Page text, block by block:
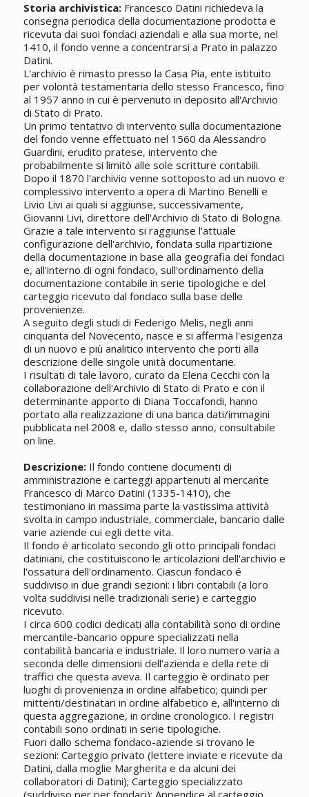
Storia archivistica:Francesco Datini richiedeva la
consegna periodica della documentazione prodotta e
ricevuta dai suoi fondaci aziendali e alla sua morte, nel
1410, il fondo venne a concentrarsi a Prato in palazzo
Datini.
L'archivio è rimasto presso la Casa Pia, ente istituito
per volontà testamentaria dello stesso Francesco, fino
al 1957 anno in cui è pervenuto in deposito all'Archivio
di Stato di Prato.
Un primo tentativo di intervento sulla documentazione
del fondo venne effettuato nel 1560 da Alessandro
Guardini, erudito pratese, intervento che
probabilmente si limitò alle sole scritture contabili.
Dopo il 1870 l'archivio venne sottoposto ad un nuovo e
complessivo intervento a opera di Martino Benelli e
Livio Livi ai quali si aggiunse, successivamente,
Giovanni Livi, direttore dell'Archivio di Stato di Bologna.
Grazie a tale intervento si raggiunse l'attuale
configurazione dell'archivio, fondata sulla ripartizione
della documentazione in base alla geografia dei fondaci
e, all'interno di ogni fondaco, sull'ordinamento della
documentazione contabile in serie tipologiche e del
carteggio ricevuto dal fondaco sulla base delle
provenienze.
A seguito degli studi di Federigo Melis, negli anni
cinquanta del Novecento, nasce e si afferma l'esigenza
di un nuovo e più analitico intervento che porti alla
descrizione delle singole unità documentarie.
I risultati di tale lavoro, curato da Elena Cecchi con la
collaborazione dell'Archivio di Stato di Prato e con il
determinante apporto di Diana Toccafondi, hanno
portato alla realizzazione di una banca dati/immagini
pubblicata nel 2008 e, dallo stesso anno, consultabile
on line.
Descrizione:Il fondo contiene documenti di
amministrazione e carteggi appartenuti al mercante
Francesco di Marco Datini (1335-1410), che
testimoniano in massima parte la vastissima attività
svolta in campo industriale, commerciale, bancario dalle
varie aziende cui egli dette vita.
Il fondo é articolato secondo gli otto principali fondaci
datiniani, che costituiscono le articolazioni dell'archivio e
l'ossatura dell'ordinamento. Ciascun fondaco é
suddiviso in due grandi sezioni: i libri contabili (a loro
volta suddivisi nelle tradizionali serie) e carteggio
ricevuto.
I circa 600 codici dedicati alla contabilità sono di ordine
mercantile-bancario oppure specializzati nella
contabilità bancaria e industriale. Il loro numero varia a
seconda delle dimensioni dell'azienda e della rete di
traffici che questa aveva. Il carteggio è ordinato per
luoghi di provenienza in ordine alfabetico; quindi per
mittenti/destinatari in ordine alfabetico e, all'interno di
questa aggregazione, in ordine cronologico. I registri
contabili sono ordinati in serie tipologiche.
Fuori dallo schema fondaco-aziende si trovano le
sezioni: Carteggio privato (lettere inviate e ricevute da
Datini, dalla moglie Margherita e da alcuni dei
collaboratori di Datini); Carteggio specializzato